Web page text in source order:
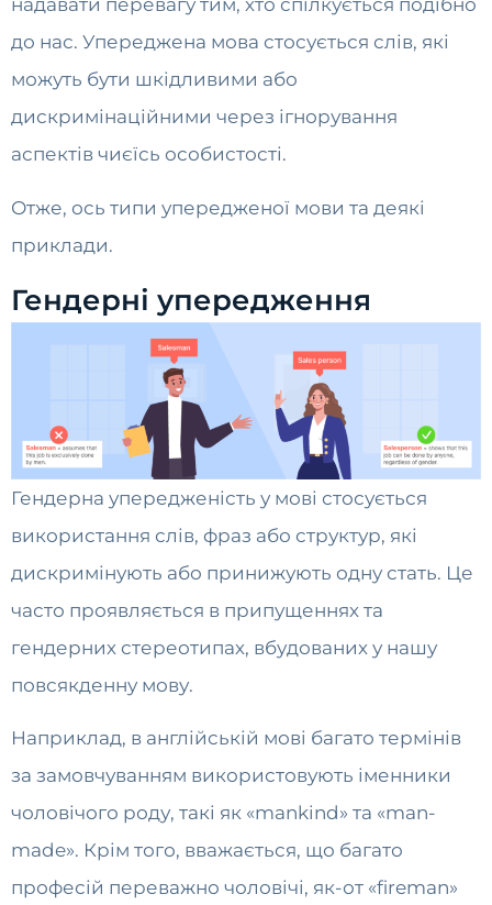
надавати перевагу тим, хто спілкується подібно
до нас. Упереджена мова стосується слів, які
можуть бути шкідливими або
дискримінаційними через ігнорування
аспектів чиєїсь особистості.
Отже, ось типи упередженої мови та деякі
приклади.
Гендерні упередження
Гендерна упередженість у мові стосується
використання слів, фраз або структур, які
дискримінують або принижують одну стать. Це
часто проявляється в припущеннях та
гендерних стереотипах, вбудованих у нашу
повсякденну мову.
Наприклад, в англійській мові багато термінів
за замовчуванням використовують іменники
чоловічого роду, такі як «mankind» та «man-
made». Крім того, вважається, що багато
професій переважно чоловічі, як-от «fireman»